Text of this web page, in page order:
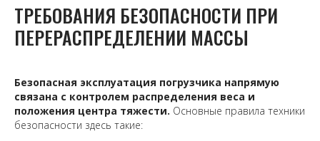
ТРЕБОВАНИЯ БЕЗОПАСНОСТИ ПРИ
ПЕРЕРАСПРЕДЕЛЕНИИ МАССЫ
Безопасная эксплуатация погрузчика напрямую
связана с контролем распределения веса и
положения центра тяжести. Основные правила техники
безопасности здесь такие: